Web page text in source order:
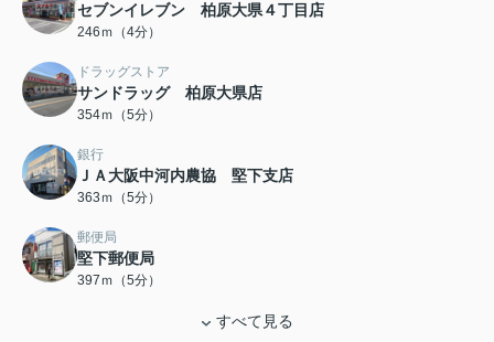
セブンイレブン 柏原大県４丁目店
246ｍ（4分）
ドラッグストア
サンドラッグ 柏原大県店
354ｍ（5分）
銀行
ＪＡ大阪中河内農協 堅下支店
363ｍ（5分）
郵便局
堅下郵便局
397ｍ（5分）
すべて見る